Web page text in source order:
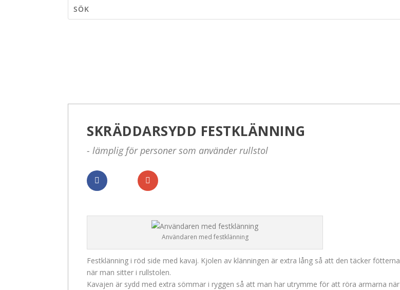
SKRÄDDARSYDD FESTKLÄNNING
- lämplig för personer som använder rullstol
Användaren med festklänning
Festklänning i röd side med kavaj. Kjolen av klänningen är extra lång så att den täcker fötterna
när man sitter i rullstolen.
Kavajen är sydd med extra sömmar i ryggen så att man har utrymme för att röra armarna när